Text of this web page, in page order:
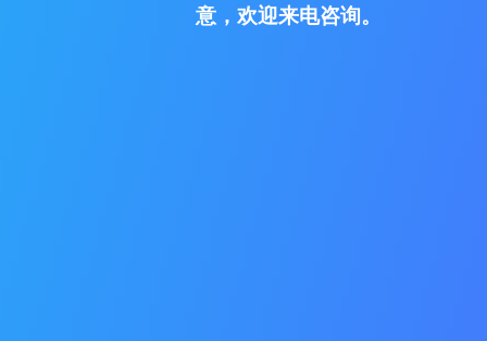
意，欢迎来电咨询。